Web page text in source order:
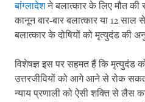
बांग्लादेशने बलात्कार के लिए मौत की
कानून बार-बार बलात्कार या 12
बलात्कार के दोषियों को मृत्युदंड की
विशेषज्ञ इस पर सहमत हैं कि मृत्युदंड
उत्तरजीवियों को आगे आने से रोक
न्याय प्रणाली को ऐसी शक्ति से लैस